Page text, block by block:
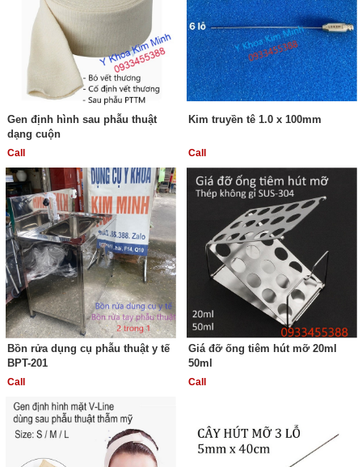
Gen định hình sau phẫu thuật
dạng cuộn
Call
Kim truyền tê 1.0 x 100mm
Call
Bồn rửa dụng cụ phẫu thuật y tế
BPT-201
Call
Giá đỡ ống tiêm hút mỡ 20ml
50ml
Call